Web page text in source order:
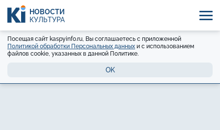
НОВОСТИ
КУЛЬТУРА
Посещая сайт kaspyinfo.ru, Вы соглашаетесь с приложенной
Политикой обработки Персональных данных и с использованием
файлов cookie, указанных в данной Политике.
OK